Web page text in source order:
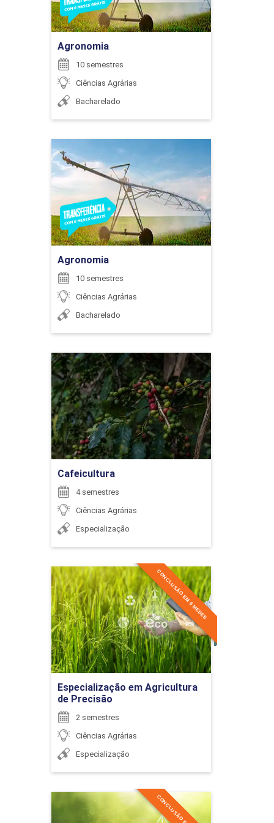
ENCONTRO ACADÊMICO/AVALIAÇÃO
ENCONTRO ACADÊMICO/AVALIAÇÃO
6
ENCONTRO ACADÊMICO/AVALIAÇÃO
ENCONTRO ACADÊMICO/AVALIAÇÃO
6
ENCONTRO ACADÊMICO/AVALIAÇÃO
6
ENCONTRO ACADÊMICO/AVALIAÇÃO
Agronomia
10 semestres
Ciências Agrárias
Bacharelado
Ir para Inscrição
Agronomia
10 semestres
Ciências Agrárias
Bacharelado
Agronomia
Detalhes do curso
Ir para Inscrição
Cafeicultura
4 semestres
Ciências Agrárias
Especialização
Cafeicultura
Detalhes do curso
Ir para Inscrição
Especialização em Agricultura
de Precisão
CONCLUSÃO EM 6 MESES
2 semestres
Ciências Agrárias
Especialização
Especialização em
Agricultura de Precisão
Detalhes do curso
Ir para Inscrição
Especialização em
Licenciamento Ambiental